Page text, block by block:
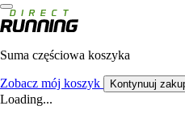
Suma częściowa koszyka
Zobacz mój koszyk Kontynuuj
Loading...